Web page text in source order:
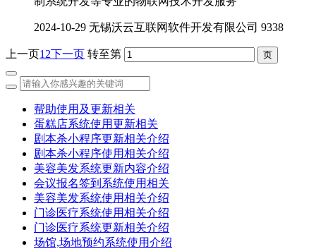
2024-10-29 无锡沃云互联网软件开发有限公司 9338
上一页1 2下一页 转至第
帮助使用及更新相关
蛋糕店系统使用更新相关
剧本杀小程序更新相关介绍
剧本杀小程序使用相关介绍
美容美发系统更新内容介绍
会议报名签到系统使用相关
美容美发系统使用相关介绍
门诊医疗系统使用相关介绍
门诊医疗系统更新相关介绍
场馆,场地预约系统使用介绍